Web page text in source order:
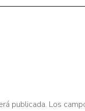
publicada. Los